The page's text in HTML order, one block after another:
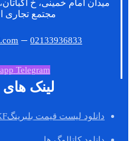
میدان امام خمینی، خ
مجتمع تجاری
–02133936833
Telegram
لینک های
دانلود لیست قیمت بلبرینگSKF